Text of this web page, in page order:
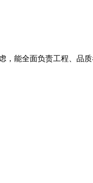
，能全面负责工程、品